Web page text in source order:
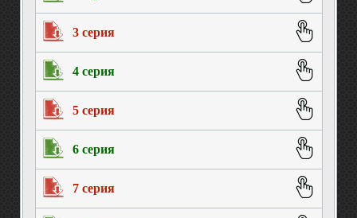
3 серия
4 серия
5 серия
6 серия
7 серия